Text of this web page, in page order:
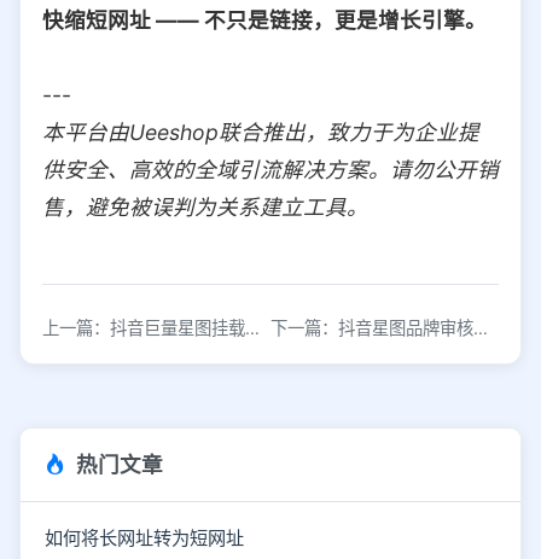
快缩短网址 —— 不只是链接，更是增长引擎。
---
本平台由Ueeshop联合推出，致力于为企业提
供安全、高效的全域引流解决方案。请勿公开销
售，避免被误判为关系建立工具。
上一篇：抖音巨量星图挂载跳转链接操作指南 下一篇：抖音星图品牌审核及链接挂载方法
热门文章
如何将长网址转为短网址